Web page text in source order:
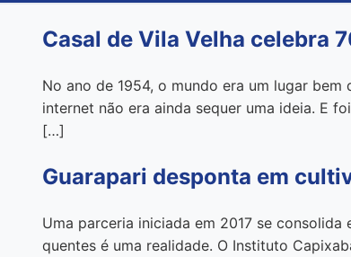
Casal de Vila Velha celebra
No ano de 1954, o mundo era um lugar
internet não era ainda sequer uma ideia. E
[…]
Guarapari desponta em
Uma parceria iniciada em 2017 se
quentes é uma realidade. O Instituto